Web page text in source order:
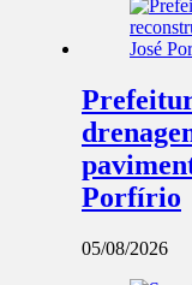
Porfírio
05/08/2026